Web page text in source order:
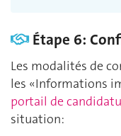
Étape 6:
Les modalités de
les «Informations
portail de
situation: